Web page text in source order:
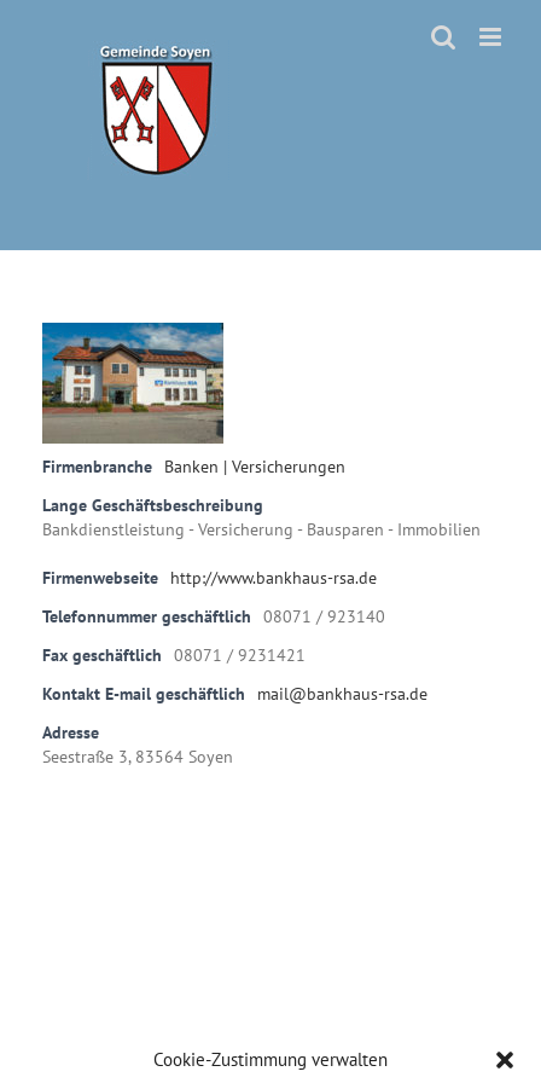
Cookie-Zustimmung verwalten
Firmenbranche
Banken | Versicherungen
Lange Geschäftsbeschreibung
Bankdienstleistung - Versicherung - Bausparen - Immobilien
Firmenwebseite
http://www.bankhaus-rsa.de
Telefonnummer geschäftlich
08071 / 923140
Fax geschäftlich
08071 / 9231421
Kontakt E-mail geschäftlich
mail@bankhaus-rsa.de
Adresse
Seestraße 3, 83564 Soyen